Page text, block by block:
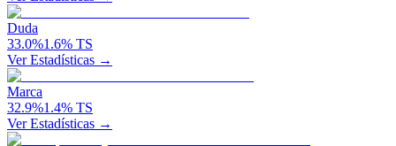
Duda
33.0%1.6% TS
Ver Estadísticas →
Marca
32.9%1.4% TS
Ver Estadísticas →